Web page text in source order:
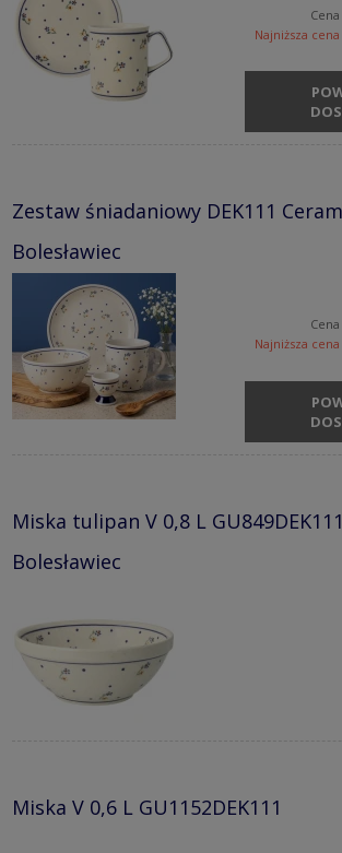
Najniższa
Zestaw śniadaniowy DEK111
Bolesławiec
Najniższa
Miska tulipan V 0,8 L
Bolesławiec
Miska V 0,6 L GU1152DEK111